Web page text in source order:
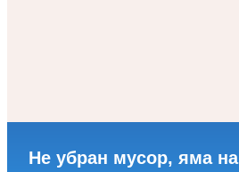
Не убран мусор, яма на